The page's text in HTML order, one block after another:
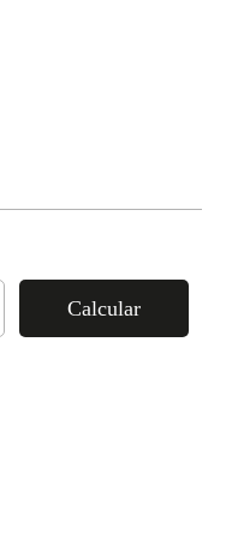
Calcular